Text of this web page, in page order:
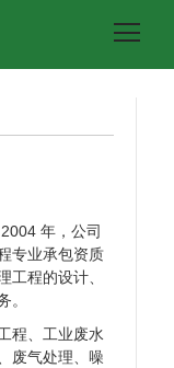
年，公司
专业承包资质
工程的设计、
。
程、工业废水
废气处理、噪